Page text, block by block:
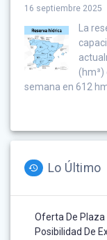
16 septiembre 2025
La
(hm³)
semana en 612
Lo Último
Oferta De Plaza
Posibilidad De